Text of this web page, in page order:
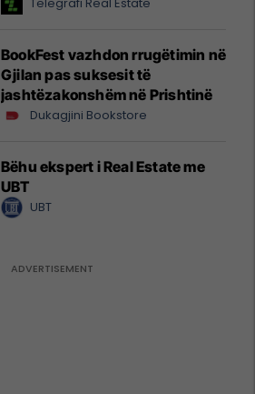
BookFest vazhdon rrugëtimin në
Gjilan pas suksesit të
jashtëzakonshëm në Prishtinë
Dukagjini Bookstore
Bëhu ekspert i Real Estate me
UBT
UBT